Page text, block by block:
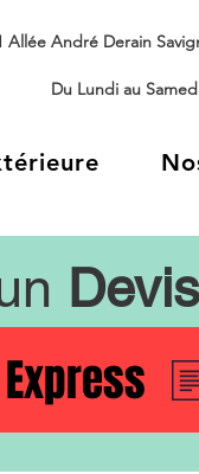
Allée André Derain
Du Lundi au
Devis